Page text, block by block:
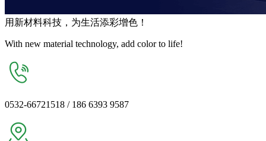
用 新材料科技，为生活添彩增色 ！
With new material technology, add color to life!
0532-66721518 / 186 6393 9587